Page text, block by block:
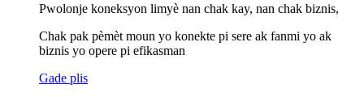
Pwolonje koneksyon limyè nan chak kay, nan chak biznis,
Chak pak pèmèt moun yo konekte pi sere ak fanmi yo ak
biznis yo opere pi efikasman
Gade plis